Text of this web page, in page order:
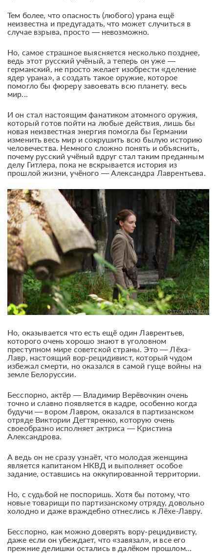
Тем более, что опасность (любого) урана ещё
неизвестна и предугадать, что может случиться в
случае взрыва, просто — невозможно.
Но, самое страшное выясняется несколько позднее,
ведь этот русский учёный, а теперь он уже —
германский, не просто желает изобрести «деление
ядер урана», а создать такое оружие, которое
помогло бы фюреру завоевать всю планету. весь
мир...
И он стал настоящим фанатиком атомного оружия,
который готов пойти на любые действия, лишь бы
новая неизвестная энергия помогла бы Германии
изменить весь мир и сокрушить всю былую историю
человечества. Немного сложно понять и объяснить,
почему русский учёный вдруг стал таким преданным
делу Гитлера, пока не вскрывается история из
прошлой жизни, учёного — Александра Лаврентьева.
Но, оказывается что есть ещё один Лаврентьев,
которого очень хорошо знают в уголовном
преступном мире советской страны. Это — Лёха-
Лавр, настоящий вор-рецидивист, который чудом
избежал смерти, но оказался в самой гуще войны на
земле Белоруссии.
Бесспорно, актёр — Владимир Верёвочкин очень
точно и славно появляется в кадре, особенно когда
будучи — вором Лавром, оказался в партизанском
отряде Виктории Дегтяренко, которую очень
своеобразно исполняет актриса — Кристина
Александрова.
А ведь он не сразу узнаёт, что молодая женщина
является капитаном НКВД и выполняет особое
задание, оставшись на оккупированной территории.
Но, с судьбой не поспоришь. Хотя бы потому, что
новые товарищи по партизанскому отряду, довольно
холодно и даже враждебно отнеслись к Лёхе-Лавру.
Бесспорно, как можно доверять вору-рецидивисту,
даже если он убеждает, что «завязал», и все его
прежние делишки остались в далёком прошлом...